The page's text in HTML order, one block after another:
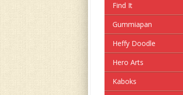
Find It
Gummiapan
Heffy Doodle
Hero Arts
Kaboks